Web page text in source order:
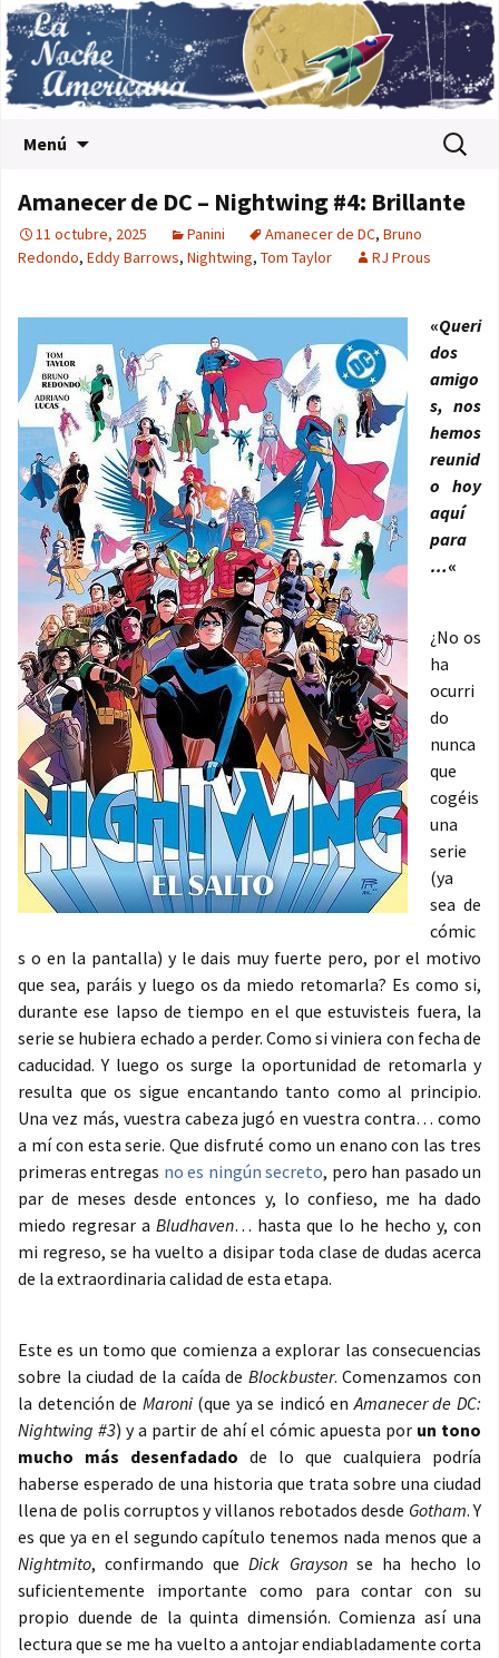
Menú Buscar:
Amanecer de DC – Nightwing #4: Brillante
11 octubre, 2025 Panini Amanecer de DC, Bruno
Redondo, Eddy Barrows, Nightwing, Tom Taylor RJ Prous
«Queri
dos
amigo
s, nos
hemos
reunid
o hoy
aquí
para
…«
¿No os
ha
ocurri
do
nunca
que
cogéis
una
serie
(ya
sea de
cómic
s o en la pantalla) y le dais muy fuerte pero, por el motivo
que sea, paráis y luego os da miedo retomarla? Es como si,
durante ese lapso de tiempo en el que estuvisteis fuera, la
serie se hubiera echado a perder. Como si viniera con fecha de
caducidad. Y luego os surge la oportunidad de retomarla y
resulta que os sigue encantando tanto como al principio.
Una vez más, vuestra cabeza jugó en vuestra contra… como
a mí con esta serie. Que disfruté como un enano con las tres
primeras entregas no es ningún secreto, pero han pasado un
par de meses desde entonces y, lo confieso, me ha dado
miedo regresar a Bludhaven… hasta que lo he hecho y, con
mi regreso, se ha vuelto a disipar toda clase de dudas acerca
de la extraordinaria calidad de esta etapa.
Este es un tomo que comienza a explorar las consecuencias
sobre la ciudad de la caída de Blockbuster. Comenzamos con
la detención de Maroni(que ya se indicó enAmanecer de DC:
Nightwing #3) y a partir de ahí el cómic apuesta por un tono
mucho más desenfadado de lo que cualquiera podría
haberse esperado de una historia que trata sobre una ciudad
llena de polis corruptos y villanos rebotados desde Gotham. Y
es que ya en el segundo capítulo tenemos nada menos que a
Nightmito, confirmando queDick Graysonse ha hecho lo
suficientemente importante como para contar con su
propio duende de la quinta dimensión. Comienza así una
lectura que se me ha vuelto a antojar endiabladamente corta